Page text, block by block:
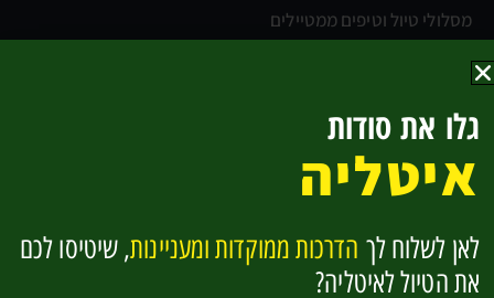
מסלולי טיול וטיפים ממטיילים
הנחות והטבות
צפון איטליה
אגם גארדה
דרום טירול
גלו את סודות
איטליה
לאן לשלוח לך הדרכות ממוקדות ומעניינות, שיטיסו לכם
את הטיול לאיטליה?